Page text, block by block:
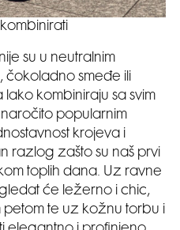
su u neutralnim
smeđe ili
lako kombiniraju sa svim
popularnim
krojeva i
razlog zašto su naš prvi
toplih dana. Uz ravne
će ležerno i chic,
te uz kožnu torbu i